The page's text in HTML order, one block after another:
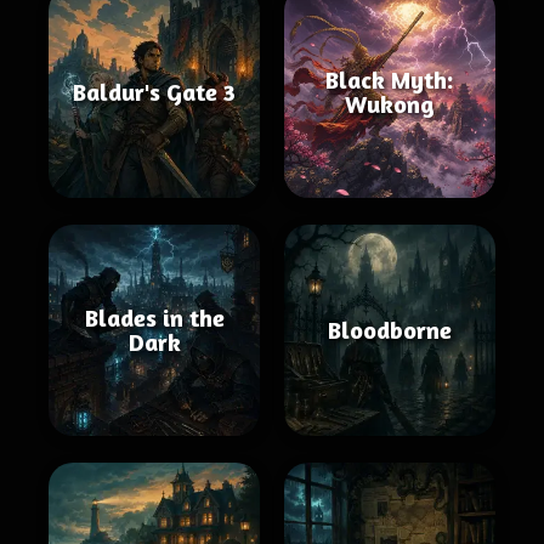
Baldur's Gate 3
Black Myth:
Wukong
Blades in the
Dark
Bloodborne